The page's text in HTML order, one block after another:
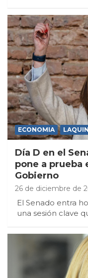
ECONOMIA
Día D en el
pone a prueba
Gobierno
26 de diciembre de
El Senado entra
una sesión clave